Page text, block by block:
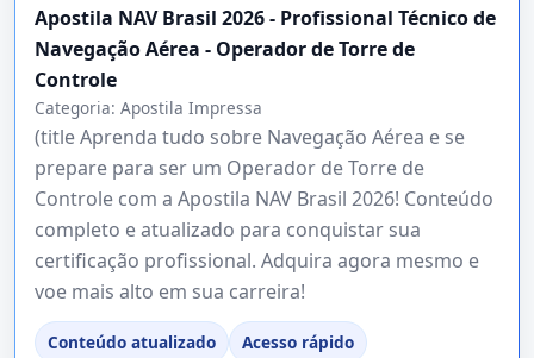
Apostila NAV Brasil 2026 - Profissional Técnico de
Navegação Aérea - Operador de Torre de
Controle
Categoria: Apostila Impressa
(title Aprenda tudo sobre Navegação Aérea e se
prepare para ser um Operador de Torre de
Controle com a Apostila NAV Brasil 2026! Conteúdo
completo e atualizado para conquistar sua
certificação profissional. Adquira agora mesmo e
voe mais alto em sua carreira!
Conteúdo atualizado
Acesso rápido